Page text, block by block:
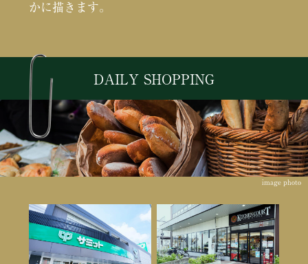
かに描きます。
DAILY SHOPPING
image photo